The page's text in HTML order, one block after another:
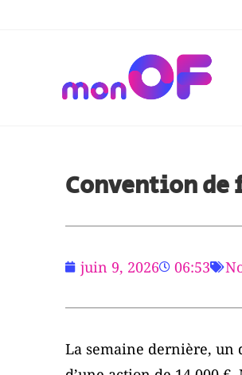
Convention de
juin 9, 2026 06:53
La semaine dernière, un